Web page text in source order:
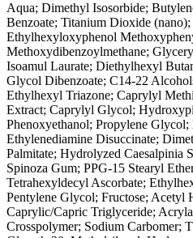
Aqua; Dimethyl Isosorbide;
Benzoate; Titanium Dioxide
Ethylhexyloxyphenol
Methoxydibenzoylmethane;
Isoamul Laurate; Diethylhexyl
Glycol Dibenzoate; C14-22
Ethylhexyl Triazone; Caprylyl
Extract; Caprylyl Glycol;
Phenoxyethanol; Propylene
Ethylenediamine Disuccinate;
Palmitate; Hydrolyzed Caesalpinia
Spinoza Gum; PPG-15 Stearyl
Tetrahexyldecyl Ascorbate;
Pentylene Glycol; Fructose; Acetyl
Caprylic/Capric Triglyceride;
Crosspolymer; Sodium Carbomer;